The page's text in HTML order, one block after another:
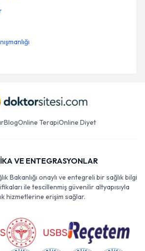
BlogOnline TerapiOnline Diyet
VE ENTEGRASYONLAR
Bakanlığı onaylı ve entegreli bir sağlık bilgi
ile tescillenmiş güvenilir altyapısıyla
hizmetlerine erişim sağlar.